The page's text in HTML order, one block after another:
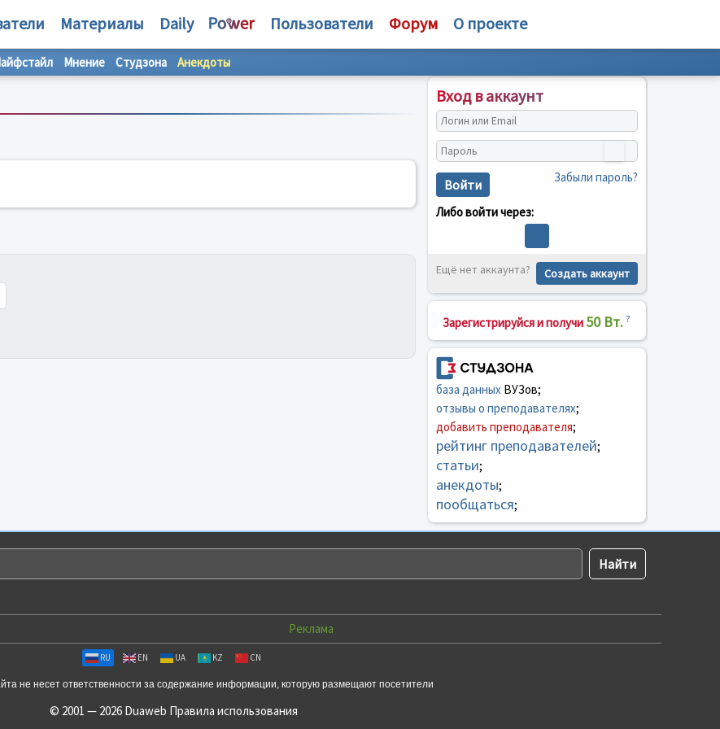
Материалы Daily Пользователи Форум О проекте
Мнение Студзона Анекдоты
Вход в аккаунт
Войти Забыли пароль?
Либо войти через:
Ещё нет аккаунта? Создать аккаунт
Зарегистрируйся и получи 50 Вт. ?
база данныхВУЗов;
отзывы о преподавателях;
добавить преподавателя;
рейтинг преподавателей;
статьи;
анекдоты;
пообщаться;
Реклама
RU EN UA KZ CN
не несет ответственности за содержание информации, которую размещают посетители
© 2001 — 2026 Duaweb Правила использования